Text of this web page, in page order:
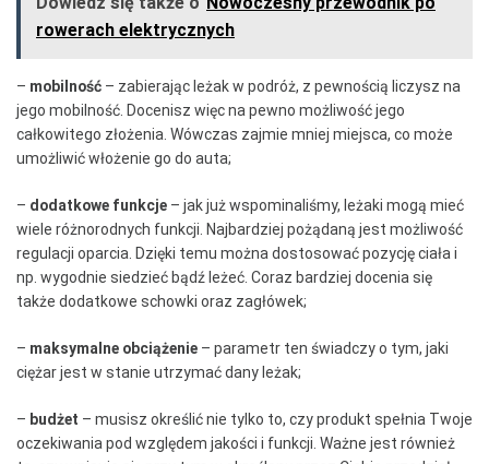
rowerach elektrycznych
– mobilność – zabierając leżak w podróż, z pewnością liczysz na
jego mobilność. Docenisz więc na pewno możliwość jego
całkowitego złożenia. Wówczas zajmie mniej miejsca, co może
umożliwić włożenie go do auta;
– dodatkowe funkcje – jak już wspominaliśmy, leżaki mogą mieć
wiele różnorodnych funkcji. Najbardziej pożądaną jest możliwość
regulacji oparcia. Dzięki temu można dostosować pozycję ciała i
np. wygodnie siedzieć bądź leżeć. Coraz bardziej docenia się
także dodatkowe schowki oraz zagłówek;
– maksymalne obciążenie – parametr ten świadczy o tym, jaki
ciężar jest w stanie utrzymać dany leżak;
– budżet – musisz określić nie tylko to, czy produkt spełnia Twoje
oczekiwania pod względem jakości i funkcji. Ważne jest również